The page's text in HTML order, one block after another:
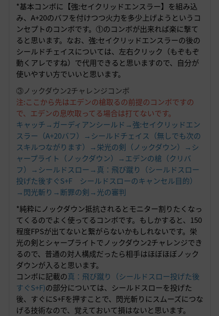
*基本コンボに【強:セイクリッドエンスラー】を組み込
み、A+20のバフを付けつつ火力を多少上げようというコ
ンセプトのコンボです。①のコンボが出来れば楽に撃て
ると思います。なお、強:セイクリッドエンスラーの後の
シールドチェイスについては、左右クリック（もぞもぞ
動くアレですね）で代用できると思いますので、自分が
使いやすい方でいいと思います。
③ノックダウン2チャレンジコンボ
注:ここから先はエデンの槍取るの前提のコンボですの
で、エデンの息吹取ってる場合は打てないです。
キャッチ→ガーディアンシールド→強:セイクリッドエン
スラー（A+20バフ）→シールドチェイス（無しでも次の
スキルつながります）→栄光の剣（ノックダウン）→シ
ャープライト（ノックダウン）→エデンの槍（クリバ
フ）→シールドスロー→真：飛び蹴り（シールドスロー
投げた後すぐS+F シールドスローのキャンセル目的）
→閃光斬り→断罪の剣→光の審判
*純粋にノックダウン抵抗されるとモニター割りたくなっ
てくるのでよく使ってるコンボです。もしかすると、150
程度FPSが出てないと繋がらないかもしれないです。栄
光の剣とシャープライトでノックダウン2チャレンジでき
るので、普通の対人構成だったら相手はほぼほぼノック
ダウンが入ると思います。
コンボに記載の真：飛び蹴り（シールドスロー投げた後
すぐS+F)の部分については、シールドスローを投げた
後、すぐにS+Fを押すことで、閃光斬りにスムーズにつな
げる技術なので、覚えておいて損はないと思います。